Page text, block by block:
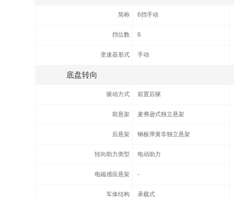
简称 6挡手动
挡位数 6
变速器形式 手动
底盘转向
驱动方式 前置后驱
前悬架 麦弗逊式独立悬架
后悬架 钢板弹簧非独立悬架
转向助力类型 电动助力
电磁感应悬架 -
车体结构 承载式